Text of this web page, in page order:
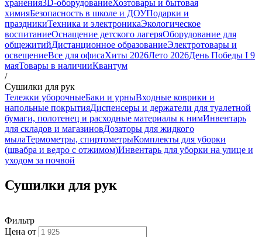
хранения3D-оборудованиеХозтовары и бытовая
химияБезопасность в школе и ДОУПодарки и
праздникиТехника и электроникаЭкологическое
воспитаниеОснащение детского лагеряОборудование для
общежитийДистанционное образованиеЭлектротовары и
освещениеВсе для офисаХиты 2026Лето 2026День Победы I 9
маяТовары в наличииКвантум
/
Сушилки для рук
Тележки уборочныеБаки и урныВходные коврики и
напольные покрытияДиспенсеры и держатели для туалетной
бумаги, полотенец и расходные материалы к нимИнвентарь
для складов и магазиновДозаторы для жидкого
мылаТермометры, спиртометрыКомплекты для уборки
(швабра и ведро с отжимом)Инвентарь для уборки на улице и
уходом за почвой
Сушилки для рук
Фильтр
Цена от